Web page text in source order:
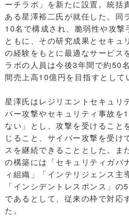
ーチラボ」を新たに設置。統括
ある星澤裕二氏が就任した。同
10名で構成され、脆弱性や攻撃
ともに、その研究成果とセキュ
の経験をもとに最適なサービス
ラボの人員は今後3年間で約50
間売上高10億円を目指すとして
星澤氏はレジリエントセキュリ
バー攻撃やセキュリティ事故を
ない」とし、攻撃を受けること
じること、サイバー攻撃を受け
スを継続できることとした。ま
の構築には「セキュリティガバ
ィ組織」「インテリジェンス主
「インシデントレスポンス」
であるとして、従来の枠で対応
た。